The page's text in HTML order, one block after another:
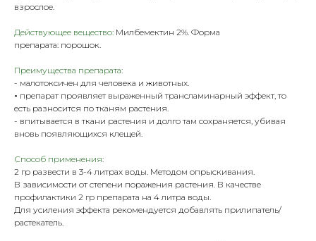
взрослое.
Действующее вещество: Милбемектин 2%. Форма
препарата: порошок.
Преимущества препарата:
- малотоксичен для человека и животных.
- препарат проявляет выраженный трансламинарный эффект, то
есть разносится по тканям растения.
- впитывается в ткани растения и долго там сохраняется, убивая
вновь появляющихся клещей.
Способ применения:
2 гр развести в 3-4 литрах воды. Методом опрыскивания.
В зависимости от степени поражения растения. В качестве
профилактики 2 гр препарата на 4 литра воды.
Для усиления эффекта рекомендуется добавлять прилипатель/
растекатель.